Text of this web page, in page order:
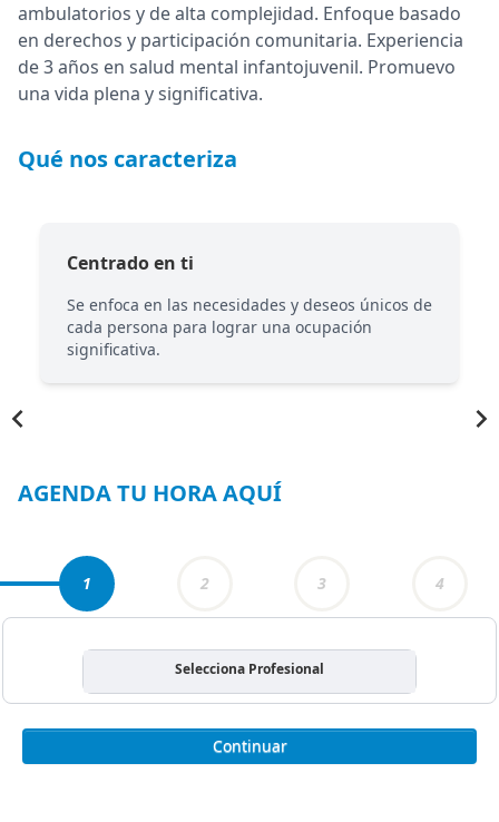
ambulatorios y de alta complejidad. Enfoque basado
en derechos y participación comunitaria. Experiencia
de 3 años en salud mental infantojuvenil. Promuevo
una vida plena y significativa.
Qué nos caracteriza
Centrado en ti
Se enfoca en las necesidades y deseos únicos de
cada persona para lograr una ocupación
significativa.
AGENDA TU HORA AQUÍ
1 2 3 4
Selecciona Profesional
Continuar